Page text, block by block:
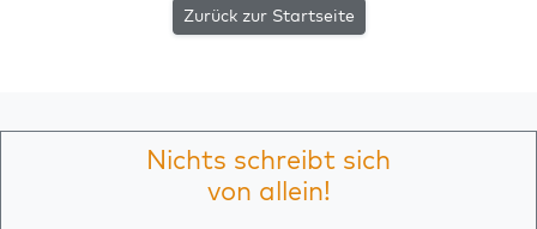
Zurück zur Startseite
Nichts schreibt sich
von allein!